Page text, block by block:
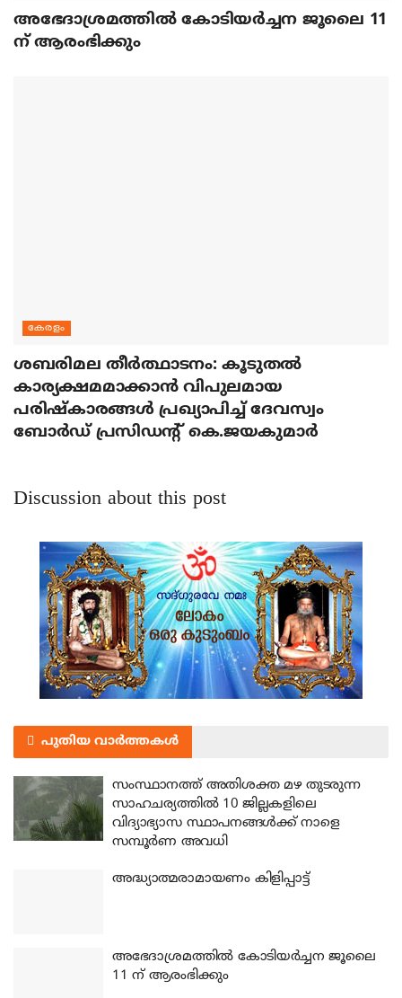
അഭേദാശ്രമത്തില്‍ കോടിയര്‍ച്ചന ജൂലൈ 11
ന് ആരംഭിക്കും
കേരളം
ശബരിമല തീര്‍ത്ഥാടനം: കൂടുതല്‍
കാര്യക്ഷമമാക്കാന്‍ വിപുലമായ
പരിഷ്‌കാരങ്ങള്‍ പ്രഖ്യാപിച്ച് ദേവസ്വം
ബോര്‍ഡ് പ്രസിഡന്റ് കെ.ജയകുമാര്‍
Discussion about this post
പുതിയ വാർത്തകൾ
സംസ്ഥാനത്ത് അതിശക്ത മഴ തുടരുന്ന
സാഹചര്യത്തിൽ 10 ജില്ലകളിലെ
വിദ്യാഭ്യാസ സ്ഥാപനങ്ങൾക്ക് നാളെ
സമ്പൂർണ അവധി
അദ്ധ്യാത്മരാമായണം കിളിപ്പാട്ട്
അഭേദാശ്രമത്തില്‍ കോടിയര്‍ച്ചന ജൂലൈ
11 ന് ആരംഭിക്കും